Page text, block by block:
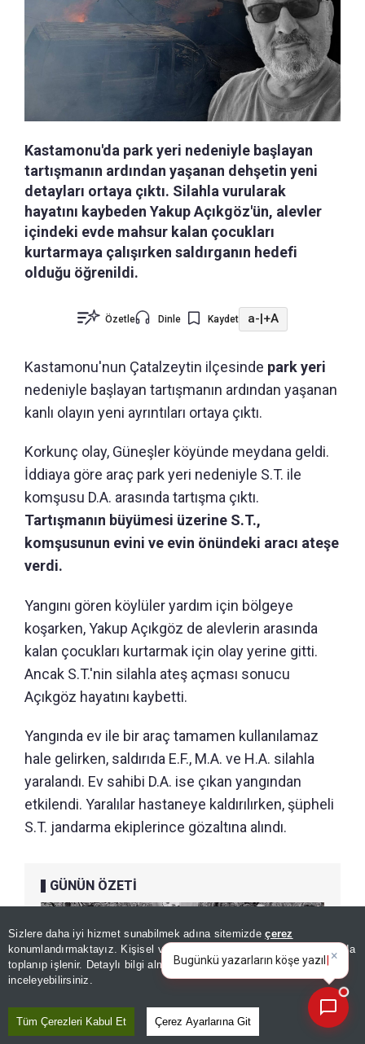
Sizlere daha iyi hizmet sunabilmek adına sitemizdeçerez
konumlandırmaktayız. Kişisel verileriniz, KVKK ve GDPR kapsamında
toplanıp işlenir. Detaylı bilgi almak içinAydınlatma Metnimizi
inceleyebilirsiniz.
Tüm Çerezleri Kabul Et Çerez Ayarlarına Git
Kastamonu'da park yeri nedeniyle başlayan
tartışmanın ardından yaşanan dehşetin yeni
detayları ortaya çıktı. Silahla vurularak
hayatını kaybeden Yakup Açıkgöz'ün, alevler
içindeki evde mahsur kalan çocukları
kurtarmaya çalışırken saldırganın hedefi
olduğu öğrenildi.
Özetle Dinle Kaydet a-|+A
Kastamonu'nun Çatalzeytin ilçesinde park yeri
nedeniyle başlayan tartışmanın ardından yaşanan
kanlı olayın yeni ayrıntıları ortaya çıktı.
Korkunç olay, Güneşler köyünde meydana geldi.
İddiaya göre araç park yeri nedeniyle S.T. ile
komşusu D.A. arasında tartışma çıktı.
Tartışmanın büyümesi üzerine S.T.,
komşusunun evini ve evin önündeki aracı ateşe
verdi.
Yangını gören köylüler yardım için bölgeye
koşarken, Yakup Açıkgöz de alevlerin arasında
kalan çocukları kurtarmak için olay yerine gitti.
Ancak S.T.'nin silahla ateş açması sonucu
Açıkgöz hayatını kaybetti.
Yangında ev ile bir araç tamamen kullanılamaz
hale gelirken, saldırıda E.F., M.A. ve H.A. silahla
yaralandı. Ev sahibi D.A. ise çıkan yangından
etkilendi. Yaralılar hastaneye kaldırılırken, şüpheli
S.T. jandarma ekiplerince gözaltına alındı.
GÜNÜN ÖZETİ
×
Bugünkü yazarların köşe
yazılarını özetleyin!